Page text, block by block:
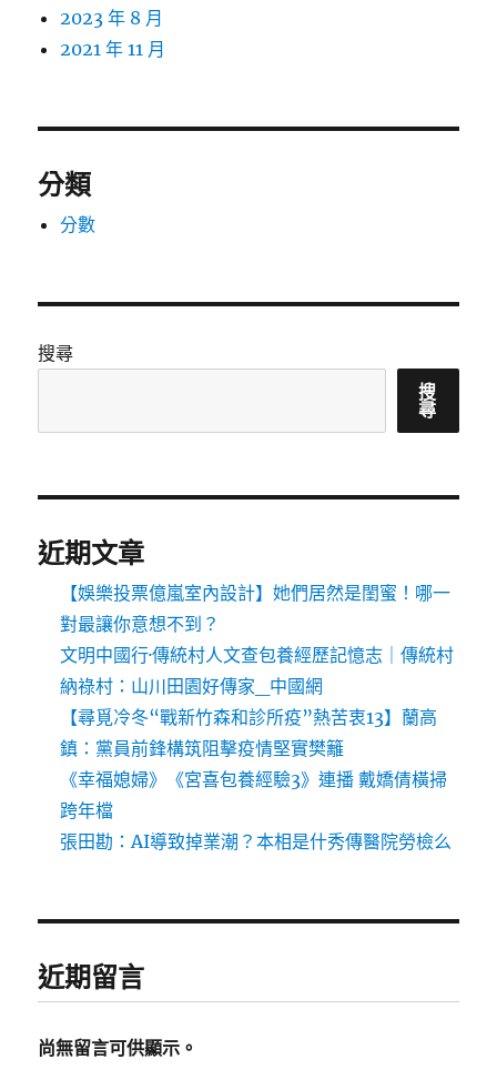
2023 年 8 月
2021 年 11 月
分類
分數
搜尋
搜
尋
近期文章
【娛樂投票億嵐室內設計】她們居然是閨蜜！哪一
對最讓你意想不到？
文明中國行·傳統村人文查包養經歷記憶志｜傳統村
納祿村：山川田園好傳家_中國網
【尋覓冷冬“戰新竹森和診所疫”熱苦衷13】蘭高
鎮：黨員前鋒構筑阻擊疫情堅實樊籬
《幸福媳婦》《宮喜包養經驗3》連播 戴嬌倩橫掃
跨年檔
張田勘：AI導致掉業潮？本相是什秀傳醫院勞檢么
近期留言
尚無留言可供顯示。